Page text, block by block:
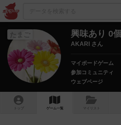
たまご 興味あり 0個
AKARI さん
マイボードゲーム
参加コミュニティ
ウェブページ
トップ ゲーム一覧 マイリスト